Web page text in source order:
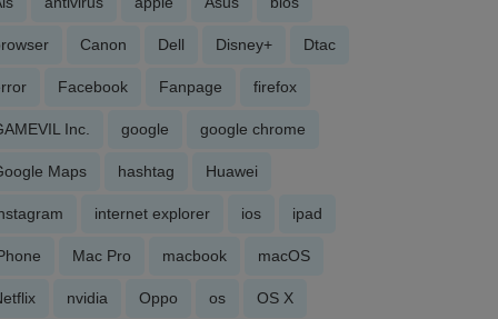
Canon Dell Disney+ Dtac
Facebook Fanpage firefox
Inc. google google chrome
Maps hashtag Huawei
internet explorer ios ipad
Mac Pro macbook macOS
nvidia Oppo os OS X